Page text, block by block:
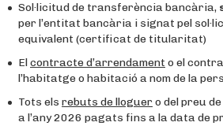
Sol·licitud de transferència bancària,
per l’entitat bancària i signat pel
equivalent (certificat de titularitat)
Elcontracte d’arrendament o el
l’habitatge o habitació a nom de la
Tots els rebuts de lloguer o del preu
a l’any 2026 pagats fins a la data de